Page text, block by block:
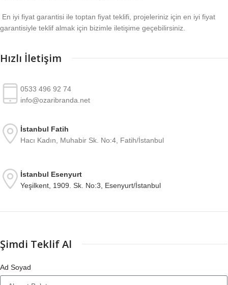
En iyi fiyat garantisi ile toptan fiyat teklifi, projeleriniz için en iyi fiyat
garantisiyle teklif almak için bizimle iletişime geçebilirsiniz.
Hızlı İletişim
0533 496 92 74
info@ozaribranda.net
İstanbul Fatih
Hacı Kadın, Muhabir Sk. No:4, Fatih/İstanbul
İstanbul Esenyurt
Yeşilkent, 1909. Sk. No:3, Esenyurt/İstanbul
Şimdi Teklif Al
Ad Soyad